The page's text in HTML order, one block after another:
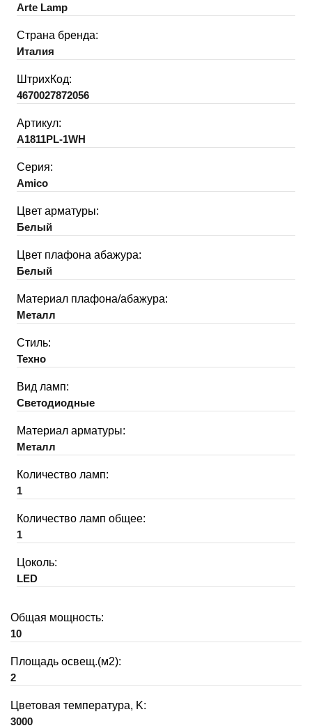
Arte Lamp
Страна бренда:
Италия
ШтрихКод:
4670027872056
Артикул:
A1811PL-1WH
Серия:
Amico
Цвет арматуры:
Белый
Цвет плафона абажура:
Белый
Материал плафона/абажура:
Металл
Стиль:
Техно
Вид ламп:
Светодиодные
Материал арматуры:
Металл
Количество ламп:
1
Количество ламп общее:
1
Цоколь:
LED
Общая мощность:
10
Площадь освещ.(м2):
2
Цветовая температура, K:
3000